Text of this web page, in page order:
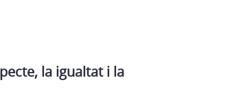
la igualtat i la